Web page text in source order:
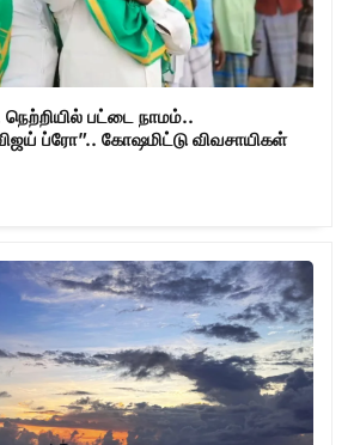
பட்டை நாமம்..
ப்ரோ”.. கோஷமிட்டு விவசாயிகள்